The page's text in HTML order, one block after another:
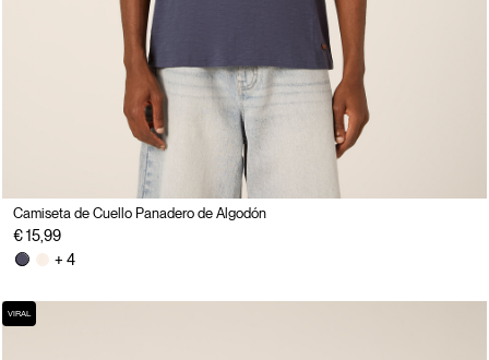
Camiseta de Cuello Panadero de Algodón
€ 15,99
+ 4
VIRAL